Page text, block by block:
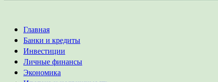
Основное
меню
Главная
Банки и кредиты
Инвестиции
Личные финансы
Экономика